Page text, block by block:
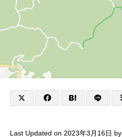
Last Updated on 2023年3月16日 by